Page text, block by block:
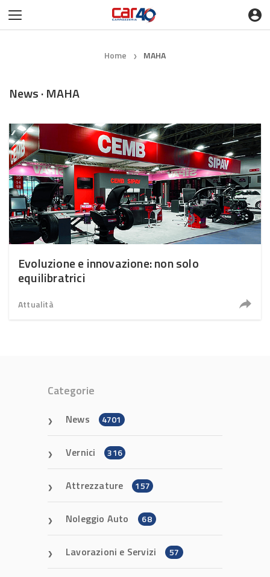
Home ❯ MAHA
News · MAHA
Evoluzione e innovazione: non solo
equilibratrici
Attualità
Categorie
News 4701
Vernici 316
Attrezzature 157
Noleggio Auto 68
Lavorazioni e Servizi 57